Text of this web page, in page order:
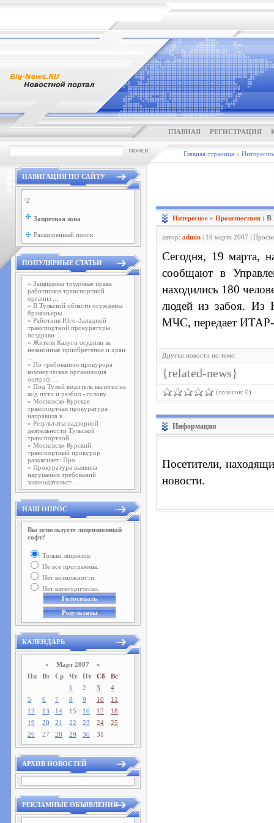
ГЛАВНАЯ РЕГИСТРАЦИЯ
Главная страница »
НАВИГАЦИЯ ПО САЙТУ
\2
Запретная зона
Расширенный поиск
ПОПУЛЯРНЫЕ СТАТЬИ
» Защищены трудовые права
работников транспортной
организ ...
» В Тульской области осуждены
браконьеры
» Работник Юго-Западной
транспортной прокуратуры
поздрави ...
» Жителя Калуги осудили за
незаконные приобретение и хран
» По требованию прокурора
коммерческая организация
оштраф ...
» Под Тулой водитель вылетел на
ж/д пути и разбил «голову ...
» Московско-Курская
транспортная прокуратура
направила в ...
» Результаты надзорной
деятельности Тульской
транспортной ...
» Московско-Курский
транспортный прокурор
разъясняет: Про ...
» Прокуратура выявила
нарушения требований
законодательст ...
НАШ ОПРОС
Вы используете лицензионный
софт?
Только лицензия.
Не все программы.
Нет возможности.
Нет категорически.
КАЛЕНДАРЬ
« Март 2007 »
Пн
Вт Ср Чт Пт Сб
Вс
1
2 3
4
5
6 7 8 9 10
11
12
13 14 15 16 17
18
19
20 21 22 23 24
25
26
27 28 29 30 31
АРХИВ НОВОСТЕЙ
РЕКЛАМНЫЕ ОБЪЯВЛЕНИЯ
Интересное » Проиcшествия : В
автор: admin | 19 марта 2007 |
Сегодня, 19 марта,
сообщают в
находились 180
людей из забоя. Из
МЧС, передает
Другие новости по теме:
{related-news}
(голосов: 0)
Информация
Посетители,
новости.